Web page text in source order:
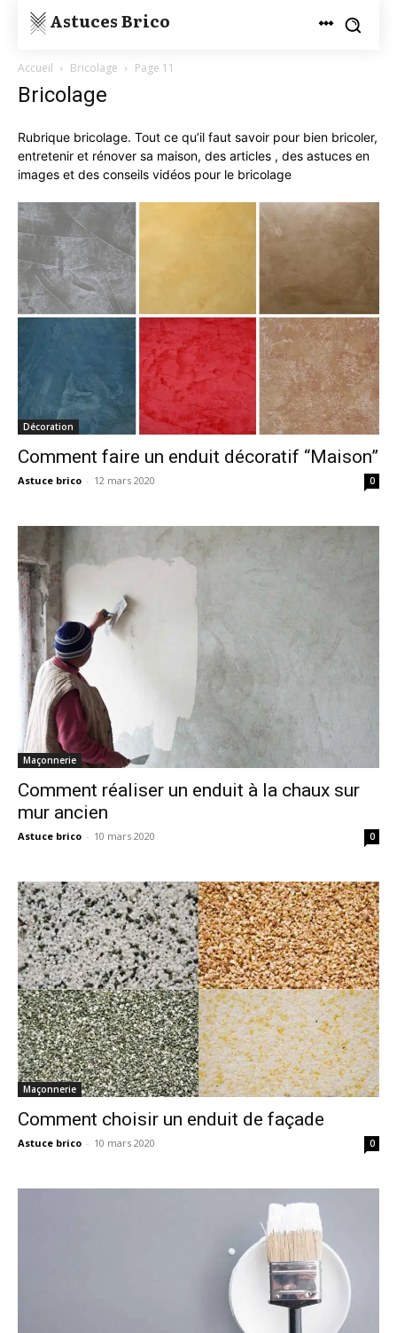
Astuces Brico
Accueil Bricolage Page 11
Bricolage
Rubrique bricolage. Tout ce qu’il faut savoir pour bien bricoler,
entretenir et rénover sa maison, des articles , des astuces en
images et des conseils vidéos pour le bricolage
Décoration
Comment faire un enduit décoratif “Maison”
Astuce brico - 12 mars 2020 0
Maçonnerie
Comment réaliser un enduit à la chaux sur
mur ancien
Astuce brico - 10 mars 2020 0
Maçonnerie
Comment choisir un enduit de façade
Astuce brico - 10 mars 2020 0